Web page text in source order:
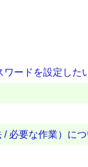
ワードを設定した
/ 必要な作業）に